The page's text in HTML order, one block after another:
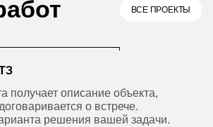
ВСЕ ПРОЕКТЫ
получает описание объекта,
о встрече.
решения вашей задачи.